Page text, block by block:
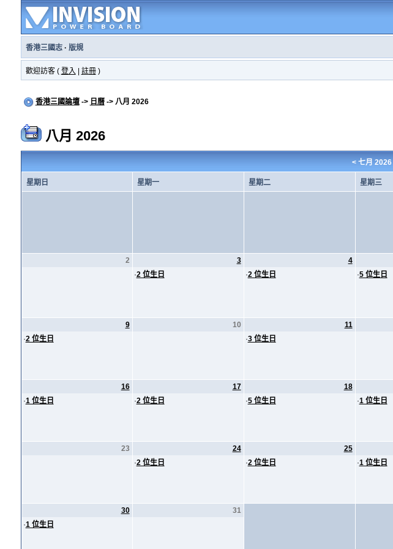
香港三國志· 版規
歡迎訪客 ( 登入 註冊)
香港三國論壇-> 日曆-> 八月 2026
八月 2026
<七月 2026
星期日 星期一 星期二 星期三
2
3
·2 位生日
4
·2 位生日
·5 位生日
9
·2 位生日
10
11
·3 位生日
16
·1 位生日
17
·2 位生日
18
·5 位生日
·1 位生日
23
24
·2 位生日
25
·2 位生日
·1 位生日
30
·1 位生日
31